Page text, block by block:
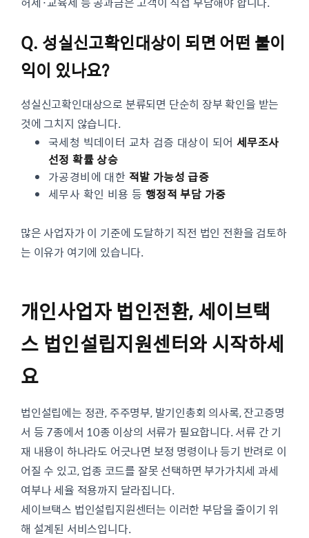
Q. 성실신고확인대상이 되면 어떤 불이
익이 있나요?
성실신고확인대상으로 분류되면 단순히 장부 확인을 받는
것에 그치지 않습니다.
국세청 빅데이터 교차 검증 대상이 되어 세무조사
선정 확률 상승
가공경비에 대한 적발 가능성 급증
세무사 확인 비용 등 행정적 부담 가중
많은 사업자가 이 기준에 도달하기 직전 법인 전환을 검토하
는 이유가 여기에 있습니다.
개인사업자 법인전환, 세이브택
스 법인설립지원센터와 시작하세
요
법인설립에는 정관, 주주명부, 발기인총회 의사록, 잔고증명
서 등 7종에서 10종 이상의 서류가 필요합니다. 서류 간 기
재 내용이 하나라도 어긋나면 보정 명령이나 등기 반려로 이
어질 수 있고, 업종 코드를 잘못 선택하면 부가가치세 과세
여부나 세율 적용까지 달라집니다.
세이브택스 법인설립지원센터는 이러한 부담을 줄이기 위
해 설계된 서비스입니다.